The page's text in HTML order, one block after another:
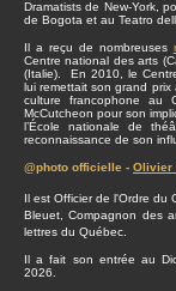
Dramatists de New-York,
de Bogota et au Teatro
Il a reçu de nombreuses
Centre national des arts
(Italie). En 2010, le
lui remettait son grand
culture francophone au
McCutcheon pour son
l’École nationale de
reconnaissance de son
@photo officielle - Olivier
Il est Officier de l'Ordre du
Bleuet, Compagnon des
lettres du Québec.
Il a fait son entrée au
2026.